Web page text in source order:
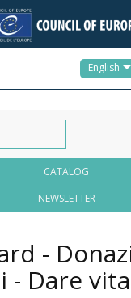
English
CATALOG
NEWSLETTER
-
- Dare vita